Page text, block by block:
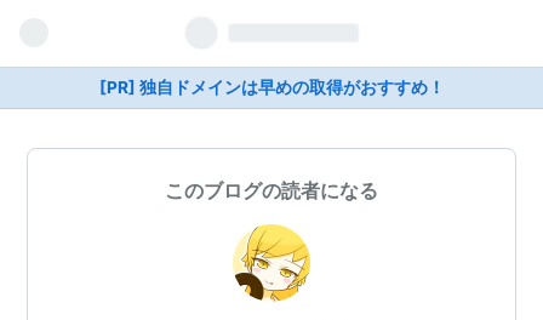
[PR] 独自ドメインは早めの取得がおすすめ！
このブログの読者になる